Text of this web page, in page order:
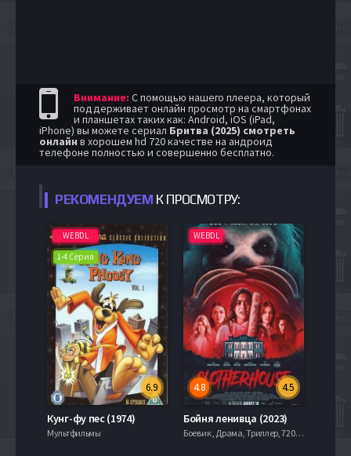
Внимание: С помощью нашего плеера, который
поддерживает онлайн просмотр на смартфонах
и планшетах таких как: Android, iOS (iPad,
iPhone) вы можете сериал Бритва (2025) смотреть
онлайн в хорошем hd 720 качестве на андроид
телефоне полностью и совершенно бесплатно.
РЕКОМЕНДУЕМ К ПРОСМОТРУ:
WEBDL
1-4 Серия
6.9
Кунг-фу пес (1974)
Мультфильмы
WEBDL
4.5
4.8
Бойня ленивца (2023)
Боевик , Драма, Триллер, 720hd, mobilen,